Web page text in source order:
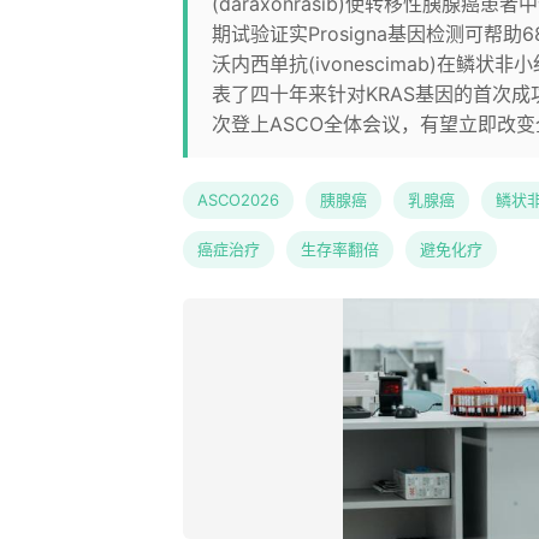
期试验证实Prosigna基因检测可帮助
沃内西单抗(ivonescimab)在鳞状非
表了四十年来针对KRAS基因的首次
次登上ASCO全体会议，有望立即改
ASCO2026 胰腺癌 乳腺癌 鳞状
癌症治疗 生存率翻倍 避免化疗